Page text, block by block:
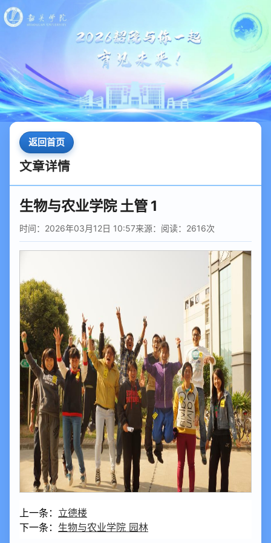
返回首页
文章详情
生物与农业学院 土管 1
时间：2026年03月12日 10:57来源： 阅读： 2616次
上一条： 立德楼
下一条： 生物与农业学院 园林